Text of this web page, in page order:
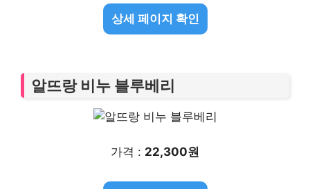
상세 페이지 확인
알뜨랑 비누 블루베리
가격 : 22,300원